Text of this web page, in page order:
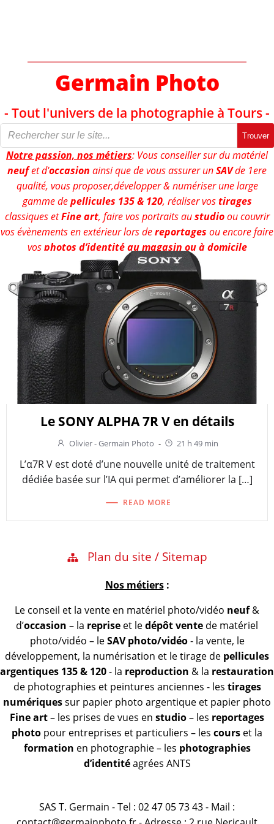
Germain Photo
- Tout l'univers de la photographie à Tours -
Trouver
Notre passion, nos métiers: Vous conseiller sur du matériel
neufet d'occasion ainsi que de vous assurer unSAVde 1ere
qualité, vous proposer,développer & numériser une large
gamme depellicules 135 & 120, réaliser vostirages
classiques etFine art, faire vos portraits austudioou couvrir
vos évènements en extérieur lors dereportages ou encore faire
vosphotos d’identité au magasin ou à domicile
Le SONY ALPHA 7R V en détails
Olivier - Germain Photo - 21 h 49 min
L’α7R V est doté d’une nouvelle unité de traitement
dédiée basée sur l’IA qui permet d’améliorer la […]
READ MORE
Plan du site / Sitemap
Nos métiers:
Le conseil et la vente en matériel photo/vidéo neuf&
d’occasion – la reprise et ledépôt vente de matériel
photo/vidéo – leSAV photo/vidéo- la vente, le
développement, la numérisation et le tirage de pellicules
argentiques 135 & 120- la reproduction & la restauration
de photographies et peintures anciennes - les tirages
numériquessur papier photo argentique et papier photo
Fine art– les prises de vues en studio– les reportages
photo pour entreprises et particuliers – les cours et la
formation en photographie – les photographies
d’identitéagrées ANTS
SAS T. Germain - Tel : 02 47 05 73 43 - Mail :